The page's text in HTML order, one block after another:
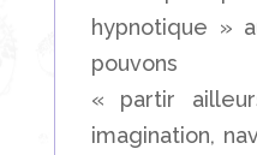
hypnotique »
pouvons
« partir
imagination,